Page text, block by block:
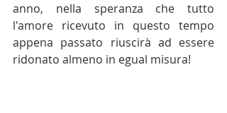
anno, nella speranza che tutto
l'amore ricevuto in questo tempo
appena passato riuscirà ad essere
ridonato almeno in egual misura!